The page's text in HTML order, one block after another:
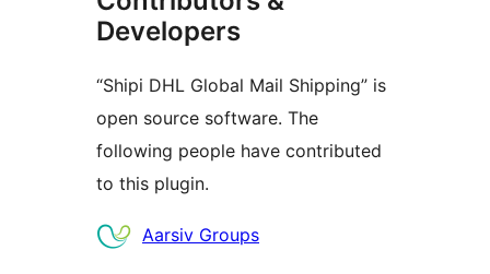
Developers
“Shipi DHL Global Mail Shipping” is
open source software. The
following people have contributed
to this plugin.
ContributorsAarsiv Groups